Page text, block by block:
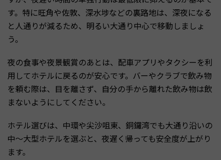
す。特に旺角や佐敦、深水埗などの裏路地は、深夜になる
と人通りが減るため、明るい大通り中心で移動しましょ
う。
夜の食事や夜景観賞のあとは、配車アプリやタクシーを利
用してホテルに戻るのが安心です。バーやクラブで飲み物
を頼む際は、目を離さず、自分の手から離れた飲み物は飲
まないようにしてください。
ホテル選びは、中環や尖沙咀東、銅鑼湾でも大通り沿いの
中〜大型ホテルを選ぶと、夜遅く帰っても安全度が上がり
ます。